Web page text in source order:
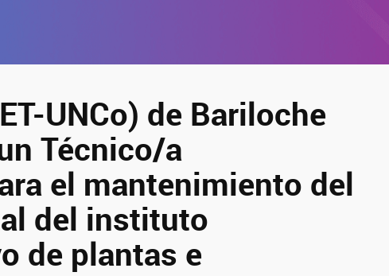
UNCo) de Bariloche
Técnico/a
el mantenimiento del
del instituto
de plantas e